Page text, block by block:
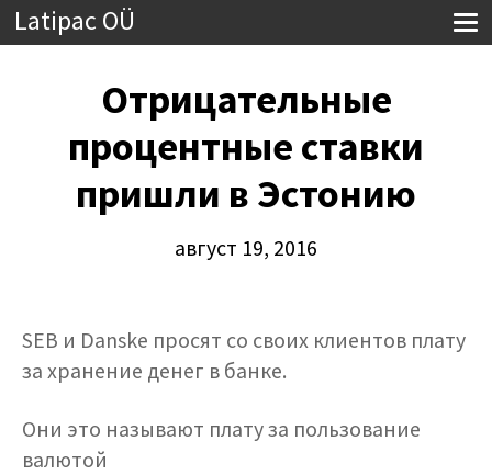
Latipac OÜ
Отрицательные
процентные ставки
пришли в Эстонию
август 19, 2016
SEB и Danske просят со своих клиентов плату
за хранение денег в банке.
Они это называют плату за пользование
валютой